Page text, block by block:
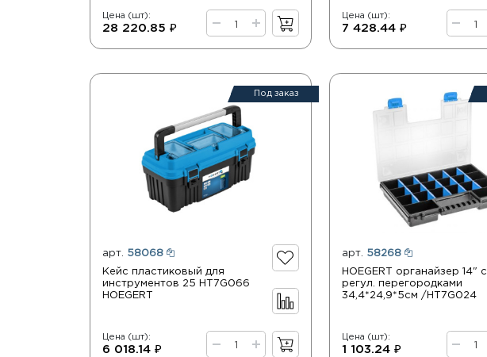
Цена (шт):
28 220.85 ₽
Цена (шт):
7 428.44 ₽
Под заказ
арт. 58068
Кейс пластиковый для
инструментов 25 HT7G066
HOEGERT
Цена (шт):
6 018.14 ₽
арт. 58268
HOEGERT органайзер 14" с
регул. перегородками
34,4*24,9*5см /HT7G024
Цена (шт):
1 103.24 ₽